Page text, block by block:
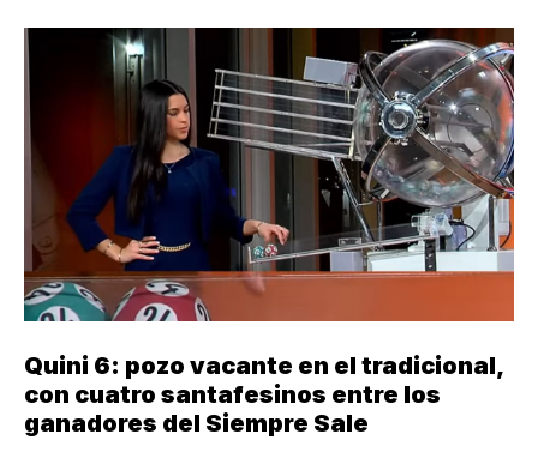
Quini 6: pozo vacante en el tradicional,
con cuatro santafesinos entre los
ganadores del Siempre Sale